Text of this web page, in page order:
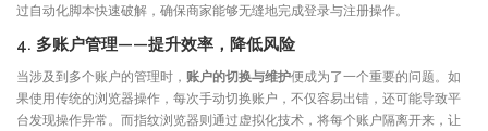
过自动化脚本快速破解，确保商家能够无缝地完成登录与注册操作。
4. 多账户管理——提升效率，降低风险
当涉及到多个账户的管理时， 账户的切换与维护便成为了一个重要的问题。如
果使用传统的浏览器操作，每次手动切换账户，不仅容易出错，还可能导致平
台发现操作异常。而指纹浏览器则通过虚拟化技术，将每个账户隔离开来，让